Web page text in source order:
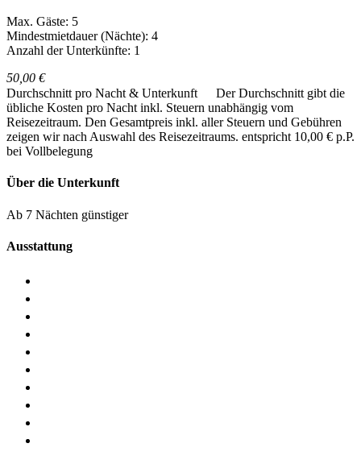
Max. Gäste: 5
Mindestmietdauer (Nächte): 4
Anzahl der Unterkünfte: 1
50,00 €
Durchschnitt pro Nacht & Unterkunft
Der Durchschnitt gibt die
übliche Kosten pro Nacht inkl. Steuern unabhängig vom
Reisezeitraum. Den Gesamtpreis inkl. aller Steuern und Gebühren
zeigen wir nach Auswahl des Reisezeitraums. entspricht 10,00 € p.P.
bei Vollbelegung
Über die Unterkunft
Ab 7 Nächten günstiger
Ausstattung